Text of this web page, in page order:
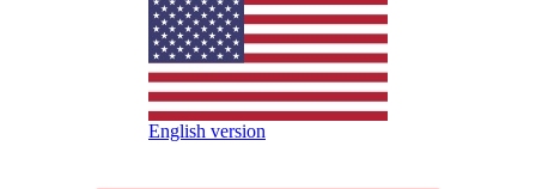
English version